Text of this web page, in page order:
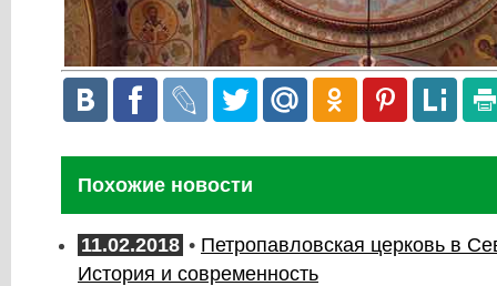
Похожие новости
11.02.2018 • Петропавловская церковь в
История и современность